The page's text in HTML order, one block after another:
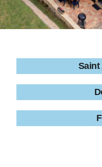
Saint